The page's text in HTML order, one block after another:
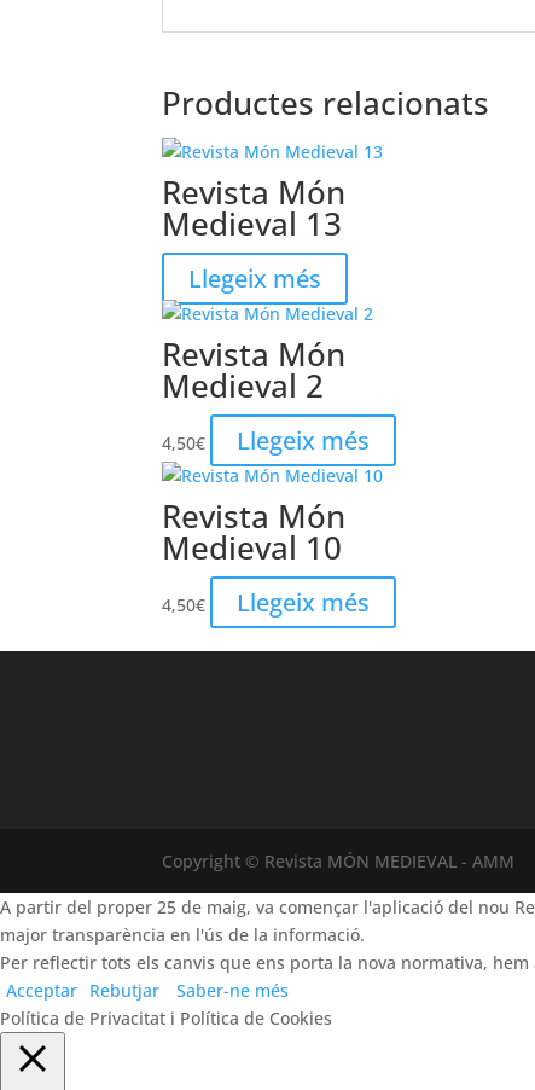
Productes relacionats
Revista Món
Medieval 13
Llegeix més
Revista Món
Medieval 2
4,50€ Llegeix més
Revista Món
Medieval 10
4,50€ Llegeix més
Copyright © Revista MÓN MEDIEVAL - AMM
A partir del proper 25 de maig, va començar l'aplicació del nou
major transparència en l'ús de la informació.
Per reflectir tots els canvis que ens porta la nova normativa,
Acceptar Rebutjar
Saber-ne més
Política de Privacitat i Política de Cookies